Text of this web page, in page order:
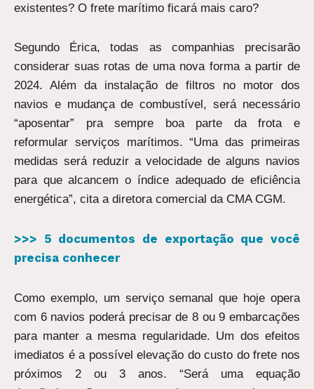
existentes? O frete marítimo ficará mais caro?
Segundo Érica, todas as companhias precisarão
considerar suas rotas de uma nova forma a partir de
2024. Além da instalação de filtros no motor dos
navios e mudança de combustível, será necessário
“aposentar” pra sempre boa parte da frota e
reformular serviços marítimos. “Uma das primeiras
medidas será reduzir a velocidade de alguns navios
para que alcancem o índice adequado de eficiência
energética”, cita a diretora comercial da CMA CGM.
>>> 5 documentos de exportação que você
precisa conhecer
Como exemplo, um serviço semanal que hoje opera
com 6 navios poderá precisar de 8 ou 9 embarcações
para manter a mesma regularidade. Um dos efeitos
imediatos é a possível elevação do custo do frete nos
próximos 2 ou 3 anos. “Será uma equação